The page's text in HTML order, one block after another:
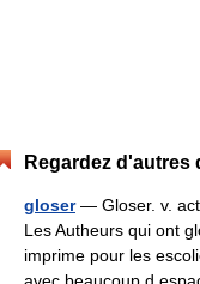
Regardez d'autres
gloser— Gloser. v.
Les Autheurs qui ont
imprime pour les